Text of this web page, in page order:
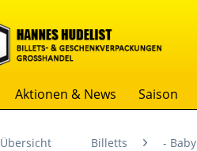
Aktionen & News Saison
Übersicht Billetts - Baby